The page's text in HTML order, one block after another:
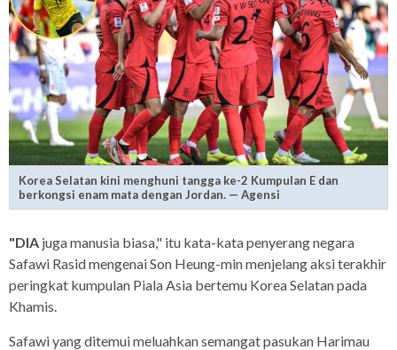
Korea Selatan kini menghuni tangga ke-2 Kumpulan E dan
berkongsi enam mata dengan Jordan. — Agensi
"DIA juga manusia biasa," itu kata-kata penyerang negara
Safawi Rasid mengenai Son Heung-min menjelang aksi terakhir
peringkat kumpulan Piala Asia bertemu Korea Selatan pada
Khamis.
Safawi yang ditemui meluahkan semangat pasukan Harimau